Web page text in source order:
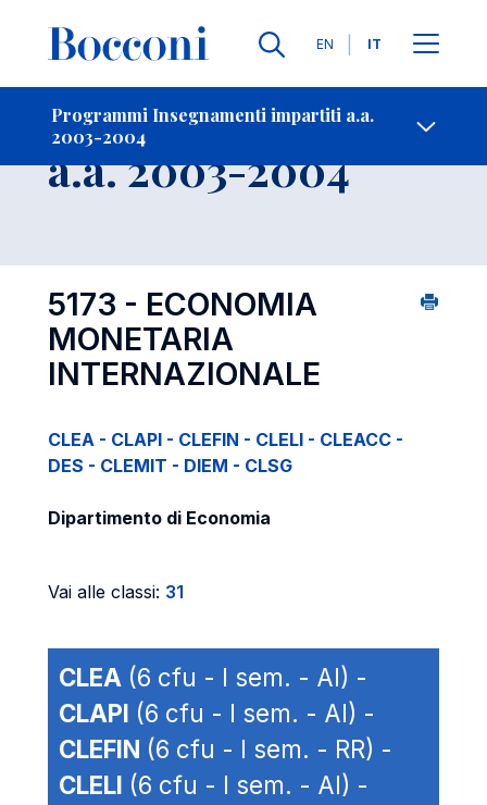
Lingue
EN IT
Programmi Insegnamenti impartiti a.a.
2003-2004
-
Insegnamento
a.a. 2003-2004
5173 - ECONOMIA
MONETARIA
INTERNAZIONALE
CLEA - CLAPI - CLEFIN - CLELI - CLEACC -
DES - CLEMIT - DIEM - CLSG
Dipartimento di Economia
Vai alle classi: 31
CLEA (6 cfu - I sem. - AI) -
CLAPI (6 cfu - I sem. - AI) -
CLEFIN (6 cfu - I sem. - RR) -
CLELI (6 cfu - I sem. - AI) -